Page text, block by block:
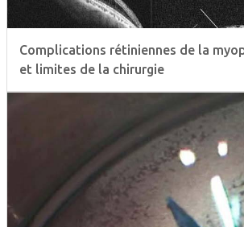
Complications rétiniennes de la
et limites de la chirurgie